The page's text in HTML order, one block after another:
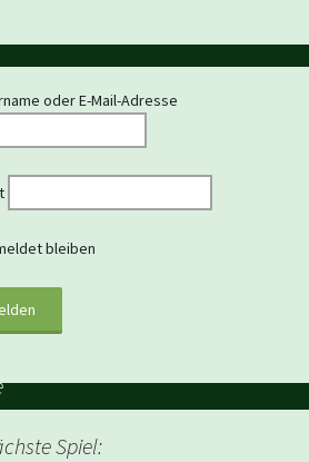
oder E-Mail-Adresse
bleiben
Spiel:
den